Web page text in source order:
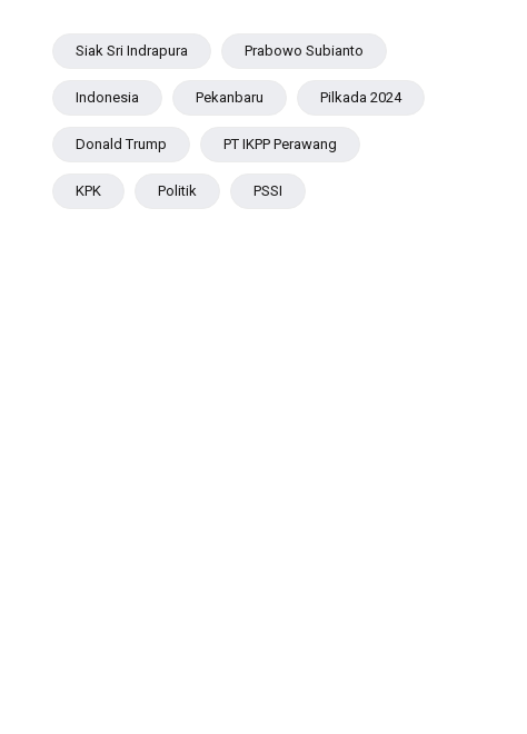
Gubernur
Nonaktif
Siak Sri Indrapura Prabowo Subianto
Indonesia Pekanbaru Pilkada 2024
Donald Trump PT IKPP Perawang
KPK Politik PSSI